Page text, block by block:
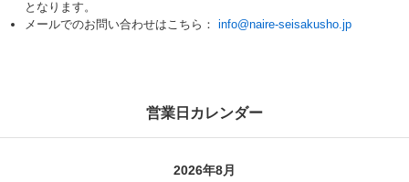
となります。
メールでのお問い合わせはこちら： info@naire-seisakusho.jp
営業日カレンダー
2026年8月